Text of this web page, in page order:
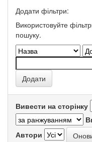
Додати фільтри:
Використовуйте
пошуку.
Вивести на сторінку
Автори